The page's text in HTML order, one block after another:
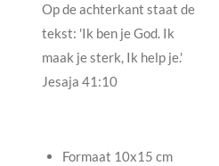
Op de achterkant staat de
tekst: 'Ik ben je God. Ik
maak je sterk, Ik help je.'
Jesaja 41:10
Formaat 10x15 cm